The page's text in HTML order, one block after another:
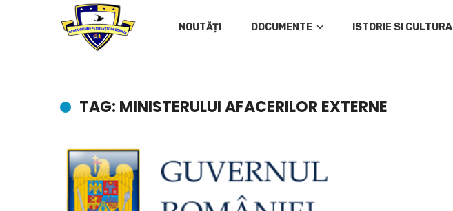
NOUTĂȚI DOCUMENTE ISTORIE SI CULTURA
TAG: MINISTERULUI AFACERILOR EXTERNE